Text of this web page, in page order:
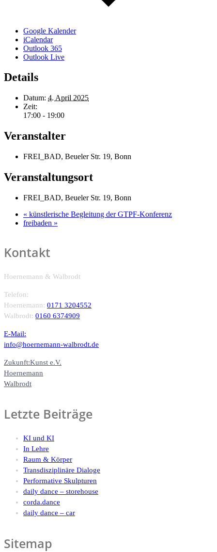
Google Kalender
iCalendar
Outlook 365
Outlook Live
Details
Datum: 4. April 2025
Zeit:
17:00 - 19:00
Veranstalter
FREI_BAD, Beueler Str. 19, Bonn
Veranstaltungsort
FREI_BAD, Beueler Str. 19, Bonn
« künstlerische Begleitung der GTPF-Konferenz
freibaden »
Kontakt
Hoernemann & Walbrodt
Telefon:
Hoernemann: 0171 3204552
Walbrodt: 0160 6374909
E-Mail:
info@hoernemann-walbrodt.de
Zukunft:Kunst e.V.
Hoernemann
Walbrodt
Letzte Beiträge
KI und KI
In Lehre
Raum & Körper
Transdisziplinäre Dialoge
Performative Skulpturen
daily dance – storehouse
corda.dance
daily dance – car
Sitemap